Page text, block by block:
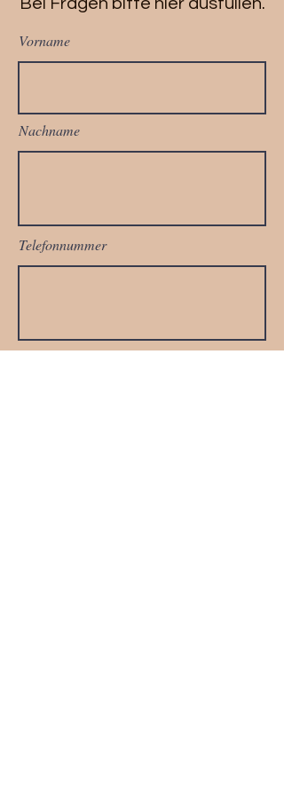
Vorname
Nachname
Telefonnummer
Email